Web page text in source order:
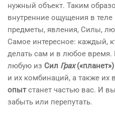
нужный объект. Таким
внутренние ощущения в
предметы, явления, Силы,
Самое интересное: каждый,
делать сам и в любое
любую из Сил Грах
и их комбинаций, а также их
опытстанет частью вас. И
забыть или перепутать.